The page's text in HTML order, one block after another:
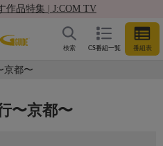
作品特集 | J:COM TV
CS番組一覧 番組表
検索
京都〜
〜京都〜